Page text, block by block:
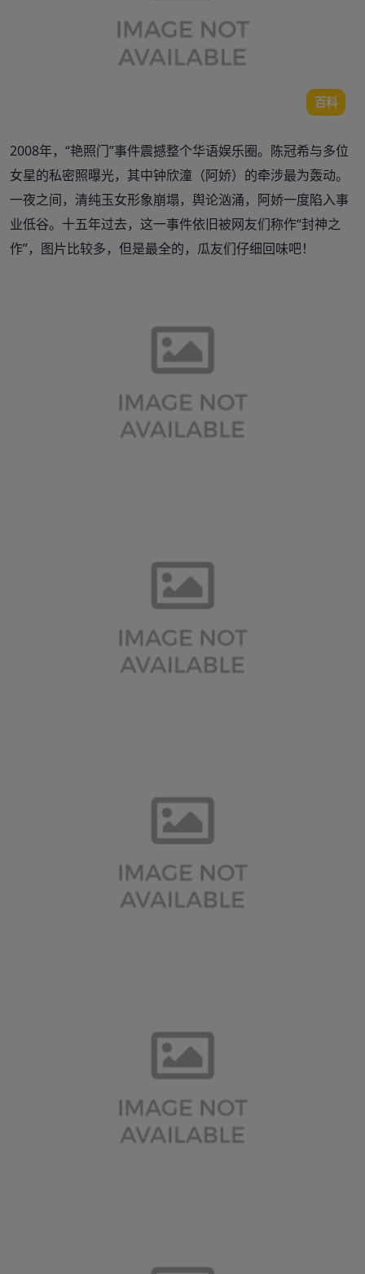
百科
2008年，“艳照门”事件震撼整个华语娱乐圈。陈冠希与多位
女星的私密照曝光，其中钟欣潼（阿娇）的牵涉最为轰动。
一夜之间，清纯玉女形象崩塌，舆论汹涌，阿娇一度陷入事
业低谷。十五年过去，这一事件依旧被网友们称作“封神之
作”，图片比较多，但是最全的，瓜友们仔细回味吧！